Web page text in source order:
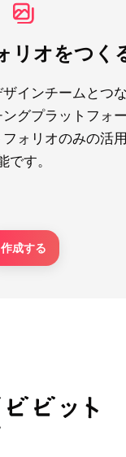
リオをつく
インチームとつ
グプラットフォー
ォリオのみの活
です。
作成する